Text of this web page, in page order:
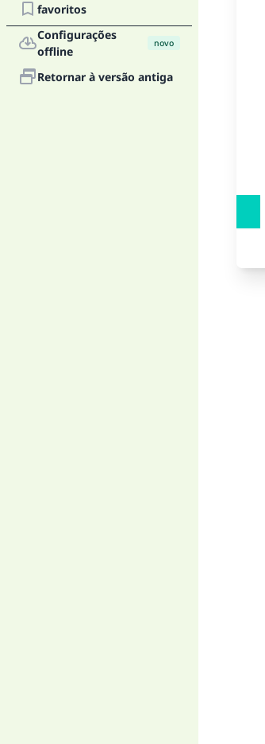
favoritos
Configurações
offline
novo
Retornar à versão antiga